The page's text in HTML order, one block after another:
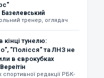
тренер, оглядач
кінці тунелю:
"Полісся" та ЛНЗ не
в єврокубках
спортивної редакції РБК-